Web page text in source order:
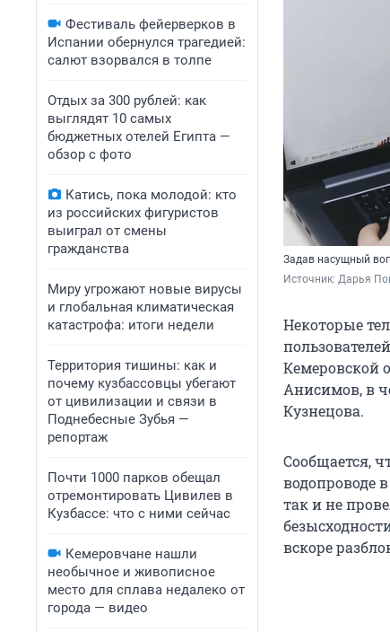
Фестиваль фейерверков в
Испании обернулся трагедией:
салют взорвался в толпе
Отдых за 300 рублей: как
выглядят 10 самых
бюджетных отелей Египта —
обзор с фото
Катись, пока молодой: кто
из российских фигуристов
выиграл от смены
гражданства
Миру угрожают новые вирусы
и глобальная климатическая
катастрофа: итоги недели
Территория тишины: как и
почему кузбассовцы убегают
от цивилизации и связи в
Поднебесные Зубья —
репортаж
Почти 1000 парков обещал
отремонтировать Цивилев в
Кузбассе: что с ними сейчас
Кемеровчане нашли
необычное и живописное
место для сплава недалеко от
города — видео
Задав насущный
Источник: Дарья
Некоторые
Кемеровской
Анисимов, в
Кузнецова.
Сообщается,
водопроводе
так и не
вскоре